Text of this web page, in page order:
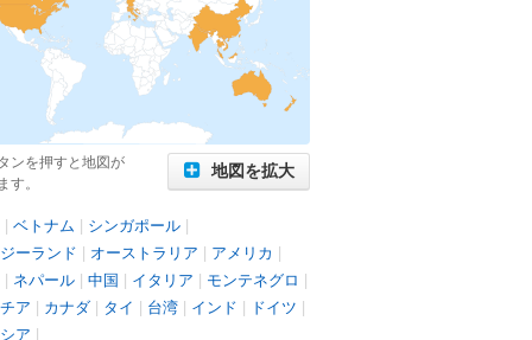
ンを押すと地図が
す。
地図を拡大
| ベトナム | シンガポール |
ーランド | オーストラリア | アメリカ |
| ネパール | 中国 | イタリア | モンテネグロ |
ア | カナダ | タイ | 台湾 | インド | ドイツ |
ア |